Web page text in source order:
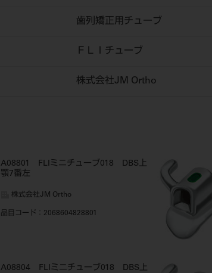
歯列矯正用チューブ
ＦＬＩチューブ
株式会社JM Ortho
A08801 FLIミニチューブ018 DBS上
顎7番左
株式会社JM Ortho
品目コード ：2068604828801
A08804 FLIミニチューブ018 DBS上